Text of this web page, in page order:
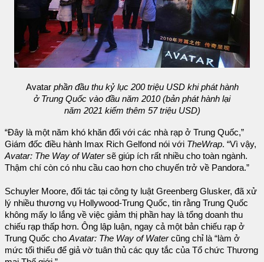
Avatar phần đầu thu kỷ lục 200 triệu USD khi phát hành
ở Trung Quốc vào đầu năm 2010 (bản phát hành lại
năm 2021 kiếm thêm 57 triệu USD)
“Đây là một năm khó khăn đối với các nhà rạp ở Trung Quốc,”
Giám đốc điều hành Imax Rich Gelfond nói với TheWrap. “Vì vậy,
Avatar: The Way of Watersẽ giúp ích rất nhiều cho toàn ngành.
Thậm chí còn có nhu cầu cao hơn cho chuyến trở về Pandora.”
Schuyler Moore, đối tác tại công ty luật Greenberg Glusker, đã xử
lý nhiều thương vụ Hollywood-Trung Quốc, tin rằng Trung Quốc
không mấy lo lắng về việc giảm thị phần hay là tổng doanh thu
chiếu rạp thấp hơn. Ông lập luận, ngay cả một bản chiếu rạp ở
Trung Quốc choAvatar: The Way of Watercũng chỉ là “làm ở
mức tối thiểu để giả vờ tuân thủ các quy tắc của Tổ chức Thương